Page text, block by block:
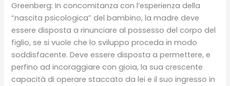
Greenberg: In concomitanza con l’esperienza della
“nascita psicologica” del bambino, la madre deve
essere disposta a rinunciare al possesso del corpo del
figlio, se si vuole che lo sviluppo proceda in modo
soddisfacente. Deve essere disposta a permettere, e
perfino ad incoraggiare con gioia, la sua crescente
capacità di operare staccato da lei e il suo ingresso in